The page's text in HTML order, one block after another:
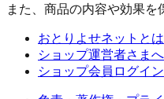
また、商品の内容や効果を
おとりよせネットとは
ショップ運営者さまへ
ショップ会員ログイン